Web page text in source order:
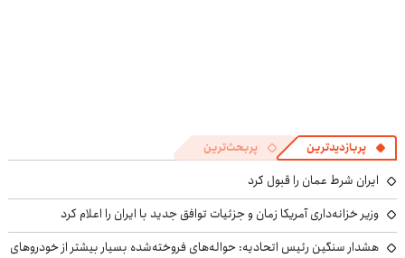
پربازدیدترین پربحث‌ترین
ایران شرط عمان را قبول کرد
وزیر خزانه‌داری آمریکا زمان و جزئیات توافق جدید با ایران را اعلام کرد
هشدار سنگین رئیس اتحادیه: حواله‌های فروخته‌شده بسیار بیشتر از خودروهای